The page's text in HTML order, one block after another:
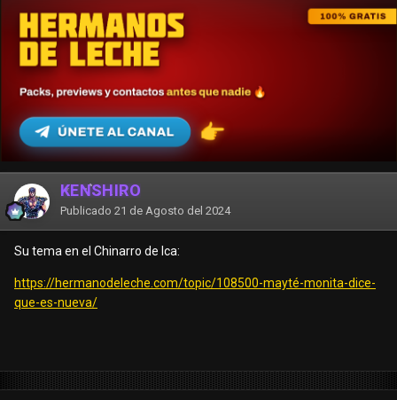
KENSHIRO
Publicado 21 de Agosto del 2024
Su tema en el Chinarro de Ica:
https://hermanodeleche.com/topic/108500-mayté-monita-dice-
que-es-nueva/